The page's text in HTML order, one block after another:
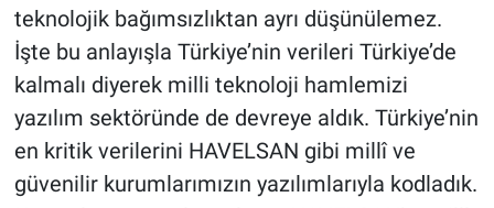
teknolojik bağımsızlıktan ayrı düşünülemez.
İşte bu anlayışla Türkiye’nin verileri Türkiye’de
kalmalı diyerek milli teknoloji hamlemizi
yazılım sektöründe de devreye aldık. Türkiye’nin
en kritik verilerini HAVELSAN gibi millî ve
güvenilir kurumlarımızın yazılımlarıyla kodladık.